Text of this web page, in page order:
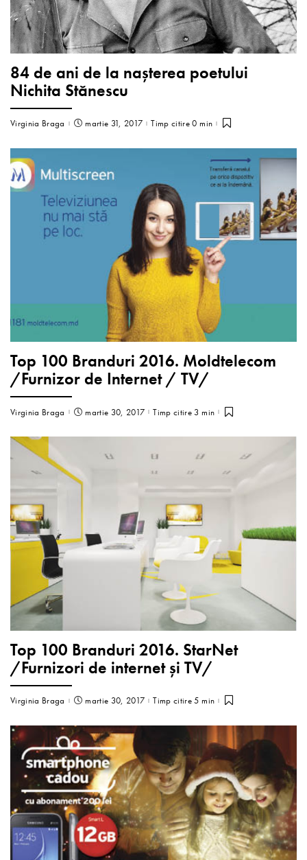
84 de ani de la nașterea poetului
Nichita Stănescu
Virginia Braga martie 31, 2017 Timp citire 0 min
Top 100 Branduri 2016. Moldtelecom
/Furnizor de Internet / TV/
Virginia Braga martie 30, 2017 Timp citire 3 min
Top 100 Branduri 2016. StarNet
/Furnizori de internet și TV/
Virginia Braga martie 30, 2017 Timp citire 5 min